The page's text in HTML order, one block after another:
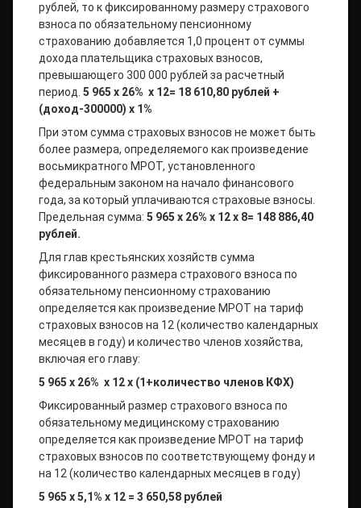
рублей, то к фиксированному размеру страхового
взноса по обязательному пенсионному
страхованию добавляется 1,0 процент от суммы
дохода плательщика страховых взносов,
превышающего 300 000 рублей за расчетный
период. 5 965 х 26% х 12= 18 610,80 рублей +
(доход-300000) х 1%
При этом сумма страховых взносов не может быть
более размера, определяемого как произведение
восьмикратного МРОТ, установленного
федеральным законом на начало финансового
года, за который уплачиваются страховые взносы.
Предельная сумма: 5 965 x 26% x 12 x 8= 148 886,40
рублей.
Для глав крестьянских хозяйств сумма
фиксированного размера страхового взноса по
обязательному пенсионному страхованию
определяется как произведение МРОТ на тариф
страховых взносов на 12 (количество календарных
месяцев в году) и количество членов хозяйства,
включая его главу:
5 965 х 26% х 12 х (1+количество членов КФХ)
Фиксированный размер страхового взноса по
обязательному медицинскому страхованию
определяется как произведение МРОТ на тариф
страховых взносов по соответствующему фонду и
на 12 (количество календарных месяцев в году)
5 965 x 5,1% x 12 = 3 650,58 рублей